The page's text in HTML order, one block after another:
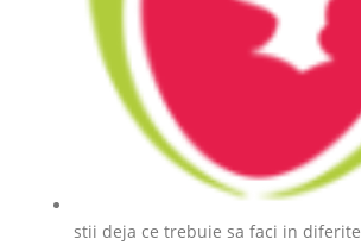
stii deja ce trebuie sa faci in